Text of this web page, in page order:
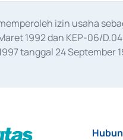
izin usaha
1992 dan KEP-06/
tanggal 24
dan